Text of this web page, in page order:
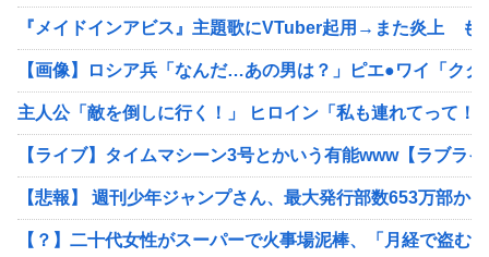
『メイドインアビス』主題歌にVTuber起用→また炎上 も
【画像】ロシア兵「なんだ…あの男は？」ピエ●ワイ「ク
主人公「敵を倒しに行く！」 ヒロイン「私も連れてって
【ライブ】タイムマシーン3号とかいう有能www【ラブラ
【悲報】 週刊少年ジャンプさん、最大発行部数653万部
【？】二十代女性がスーパーで火事場泥棒、「月経で盗む